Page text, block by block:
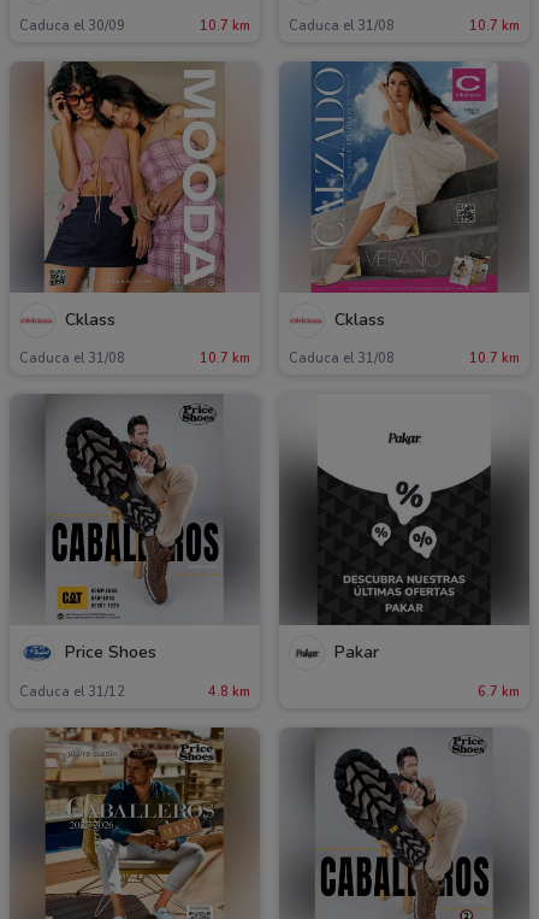
Caduca el 30/09 10.7 km Caduca el 31/08 10.7 km
Cklass
Caduca el 31/08 10.7 km
Cklass
Caduca el 31/08 10.7 km
Price Shoes
Caduca el 31/12 4.8 km
Pakar
6.7 km